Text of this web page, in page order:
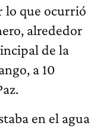
lo que ocurrió
alrededor
de la
a 10
en el agua